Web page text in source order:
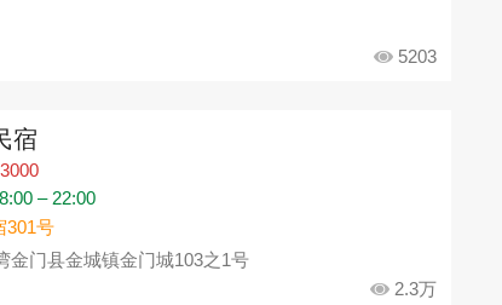
5203
宿
– 22:00
301号
金门县金城镇金门城103之1号
2.3万